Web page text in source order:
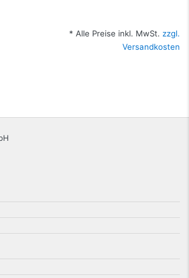
* Alle Preise inkl. MwSt. zzgl.
Versandkosten